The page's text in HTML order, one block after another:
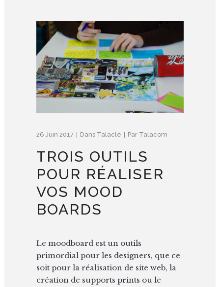
26 Juin 2017 Dans Talaclé Par Talacom
TROIS OUTILS
POUR RÉALISER
VOS MOOD
BOARDS
Le moodboard est un outils
primordial pour les designers, que ce
soit pour la réalisation de site web, la
création de supports prints ou le